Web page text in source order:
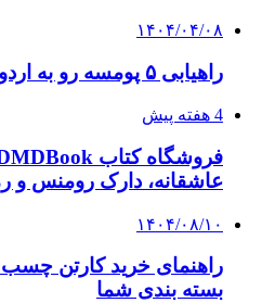
۱۴۰۴/۰۴/۰۸
راهیابی ۵ پومسه رو به اردوی تیم ملی
4 هفته پیش
عاشقانه، دارک رومنس و
۱۴۰۴/۰۸/۱۰
راهنمای خرید کارتن
بسته بندی شما